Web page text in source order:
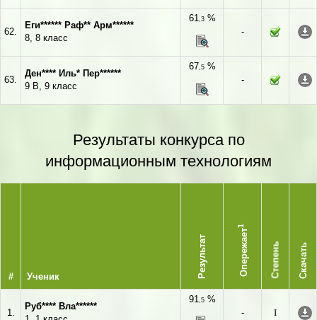
62.
Еги****** Раф** Арм******
8, 8 класс
61,3%
-
63.
Ден**** Иль* Пер******
9 В, 9 класс
67,5%
-
Результаты конкурса по
информационным технологиям
# Ученик Результат Опережает
1
Степень Скачать
1.
Руб**** Вла******
91,5%
-
I